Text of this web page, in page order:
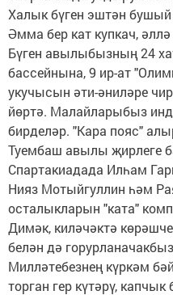
Халык бүген эштән
Әмма бер кат купкач,
Бүген авылыбызның 24
бассейнына, 9 ир-ат
укучысын әти-әниләре
йөртә. Малайларыбыз
бирделәр. "Кара пояс"
Туембаш авылы җирлеге
Спартакиадада Илһам
Нияз Мотыйгуллин һәм
осталыкларын "ката"
Димәк, киләчәктә
белән дә
Милләтебезнең күркәм
торган гер күтәрү,